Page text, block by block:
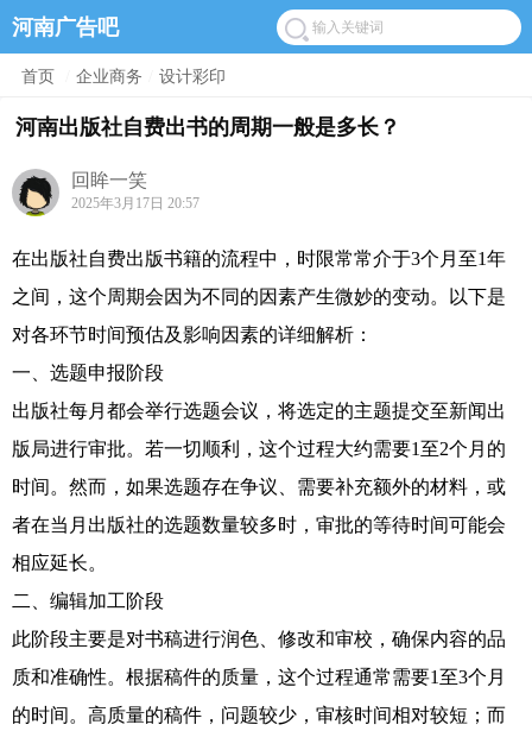
河南广告吧
首页 企业商务 设计彩印
河南出版社自费出书的周期一般是多长？
回眸一笑
2025年3月17日 20:57
在出版社自费出版书籍的流程中，时限常常介于3个月至1年
之间，这个周期会因为不同的因素产生微妙的变动。以下是
对各环节时间预估及影响因素的详细解析：
一、选题申报阶段
出版社每月都会举行选题会议，将选定的主题提交至新闻出
版局进行审批。若一切顺利，这个过程大约需要1至2个月的
时间。然而，如果选题存在争议、需要补充额外的材料，或
者在当月出版社的选题数量较多时，审批的等待时间可能会
相应延长。
二、编辑加工阶段
此阶段主要是对书稿进行润色、修改和审校，确保内容的品
质和准确性。根据稿件的质量，这个过程通常需要1至3个月
的时间。高质量的稿件，问题较少，审核时间相对较短；而